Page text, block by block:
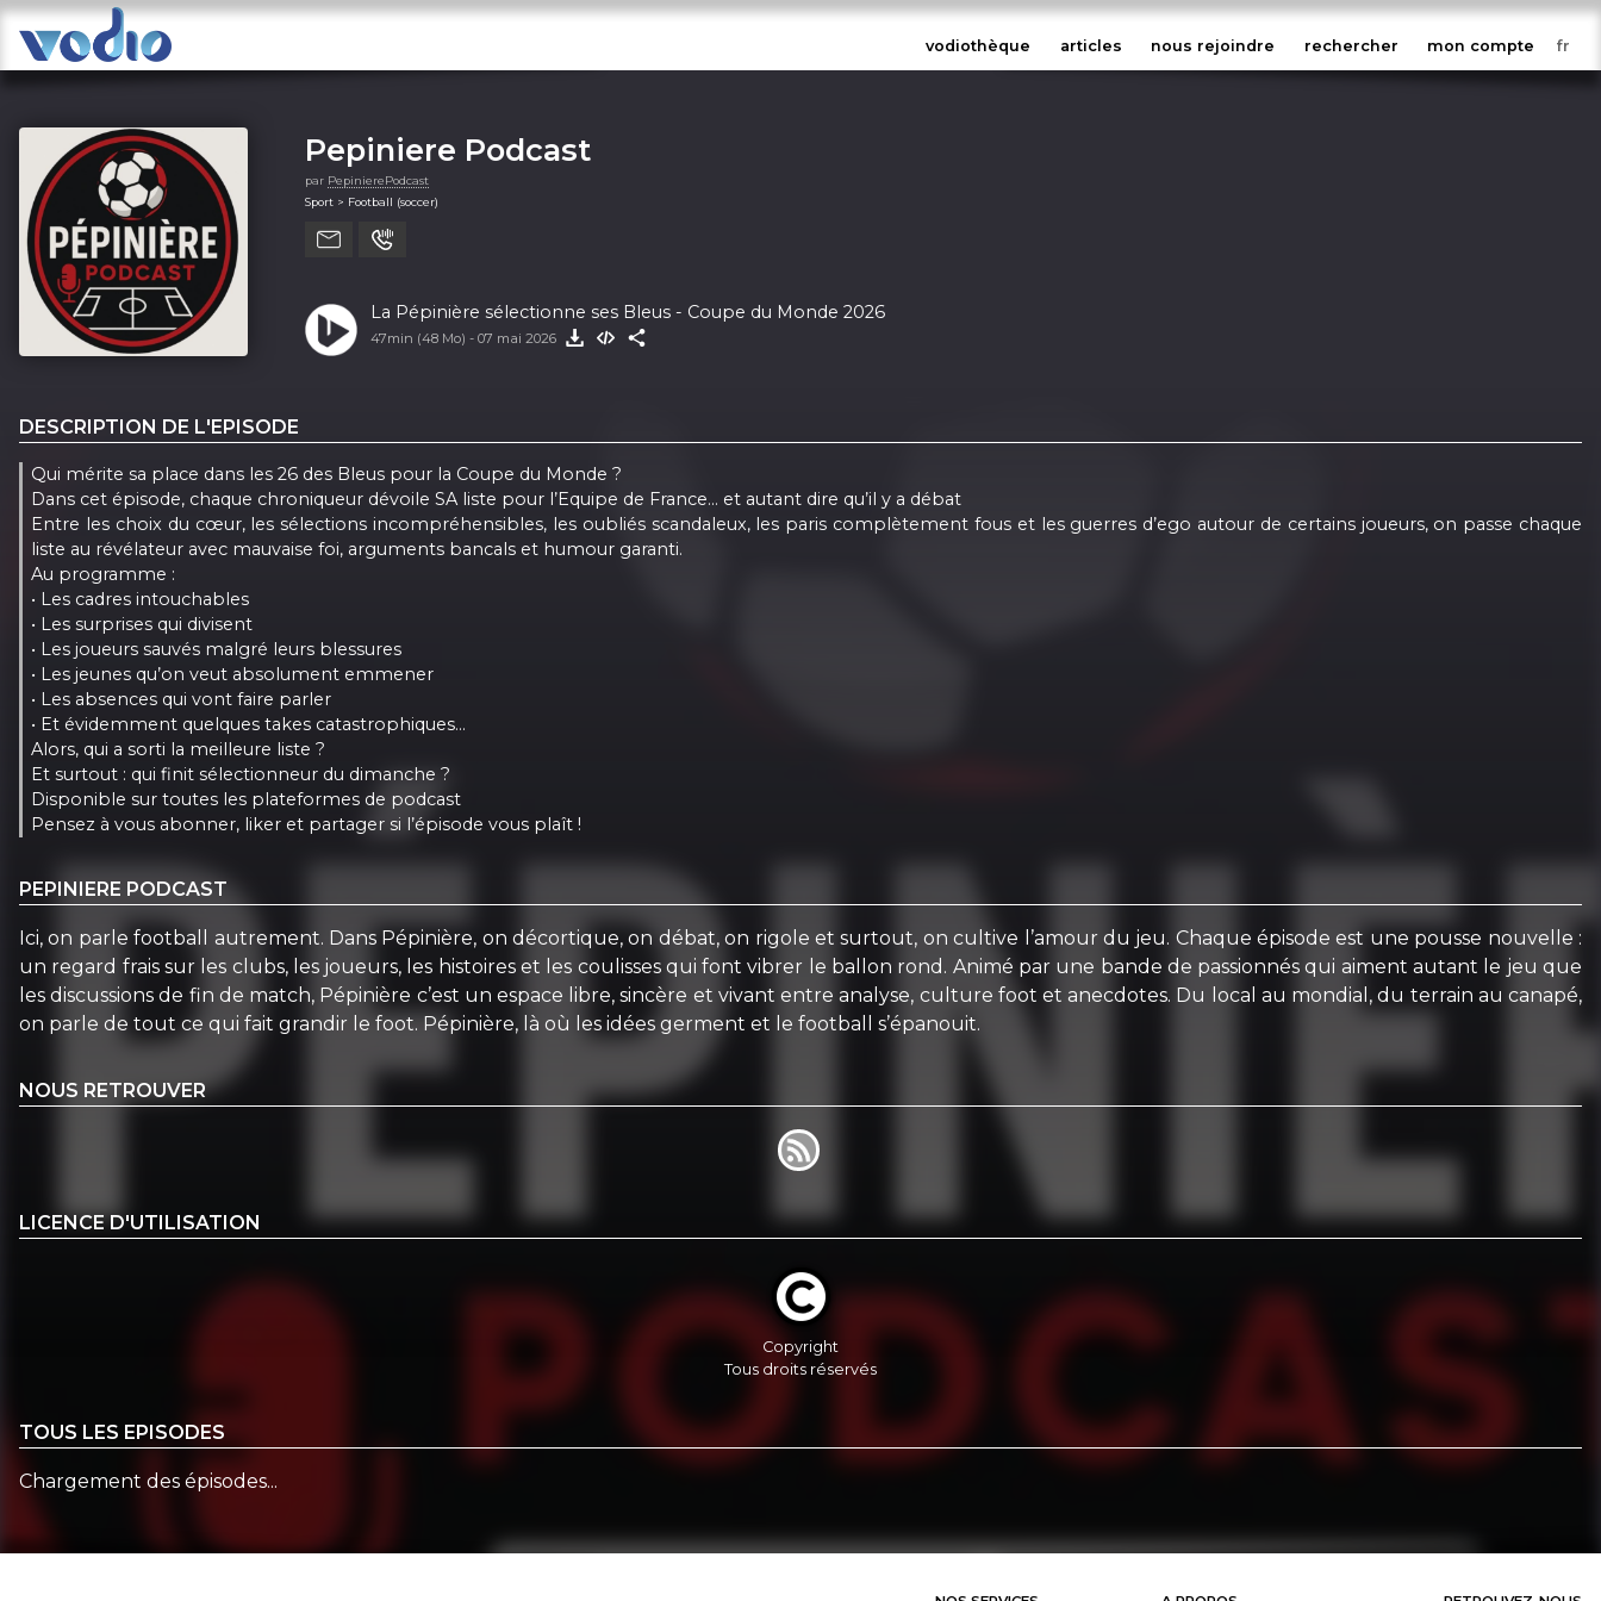
vodiothèque articles nous rejoindre rechercher mon compte
Pepiniere Podcast
par PepinierePodcast
Sport > Football (soccer)
La Pépinière sélectionne ses Bleus - Coupe du Monde 2026
47min (48 Mo) - 07 mai 2026
DESCRIPTION DE L'EPISODE
Qui mérite sa place dans les 26 des Bleus pour la Coupe du Monde ?
Dans cet épisode, chaque chroniqueur dévoile SA liste pour l’Equipe de France… et autant dire qu’il y a débat
Entre les choix du cœur, les sélections incompréhensibles, les oubliés scandaleux, les paris complètement fous et les guerres d’ego autour de certains joueurs, on passe chaque
liste au révélateur avec mauvaise foi, arguments bancals et humour garanti.
Au programme :
• Les cadres intouchables
• Les surprises qui divisent
• Les joueurs sauvés malgré leurs blessures
• Les jeunes qu’on veut absolument emmener
• Les absences qui vont faire parler
• Et évidemment quelques takes catastrophiques…
Alors, qui a sorti la meilleure liste ?
Et surtout : qui finit sélectionneur du dimanche ?
Disponible sur toutes les plateformes de podcast
Pensez à vous abonner, liker et partager si l’épisode vous plaît !
PEPINIERE PODCAST
Ici, on parle football autrement. Dans Pépinière, on décortique, on débat, on rigole et surtout, on cultive l’amour du jeu. Chaque épisode est une pousse nouvelle :
un regard frais sur les clubs, les joueurs, les histoires et les coulisses qui font vibrer le ballon rond. Animé par une bande de passionnés qui aiment autant le jeu que
les discussions de fin de match, Pépinière c’est un espace libre, sincère et vivant entre analyse, culture foot et anecdotes. Du local au mondial, du terrain au canapé,
on parle de tout ce qui fait grandir le foot. Pépinière, là où les idées germent et le football s’épanouit.
NOUS RETROUVER
LICENCE D'UTILISATION
Copyright
Tous droits réservés
TOUS LES EPISODES
Chargement des épisodes...